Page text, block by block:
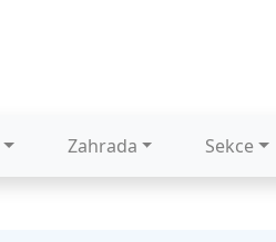
Zahrada Sekce